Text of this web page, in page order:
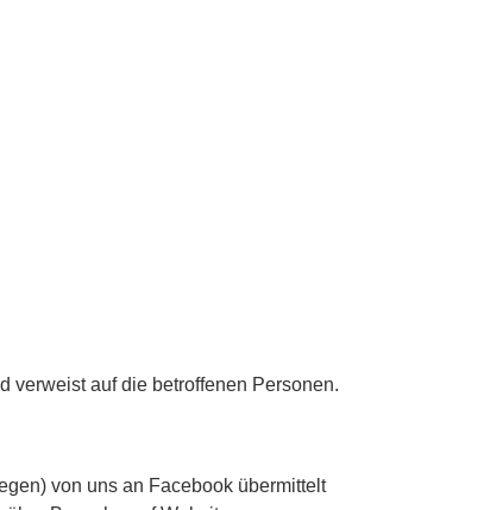
verweist auf die betroffenen Personen.
von uns an Facebook übermittelt